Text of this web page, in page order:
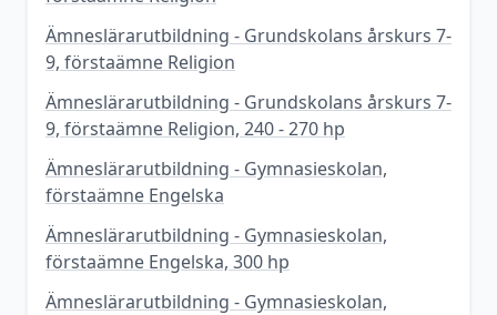
Ämneslärarutbildning - Grundskolans årskurs 7-
9, förstaämne Religion
Ämneslärarutbildning - Grundskolans årskurs 7-
9, förstaämne Religion, 240 - 270 hp
Ämneslärarutbildning - Gymnasieskolan,
förstaämne Engelska
Ämneslärarutbildning - Gymnasieskolan,
förstaämne Engelska, 300 hp
Ämneslärarutbildning - Gymnasieskolan,